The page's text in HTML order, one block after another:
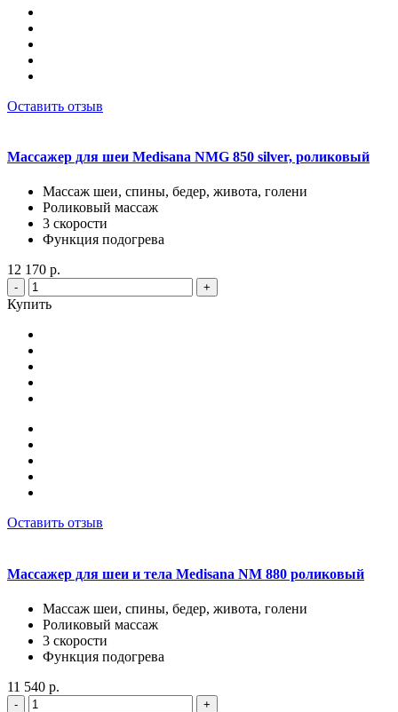
Оставить отзыв
Массажер для шеи Medisana NMG 850 silver, роликовый
Массаж шеи, спины, бедер, живота, голени
Роликовый массаж
3 скорости
Функция подогрева
12 170 р.
- +
Купить
Оставить отзыв
Массажер для шеи и тела Medisana NM 880 роликовый
Массаж шеи, спины, бедер, живота, голени
Роликовый массаж
3 скорости
Функция подогрева
11 540 р.
- +